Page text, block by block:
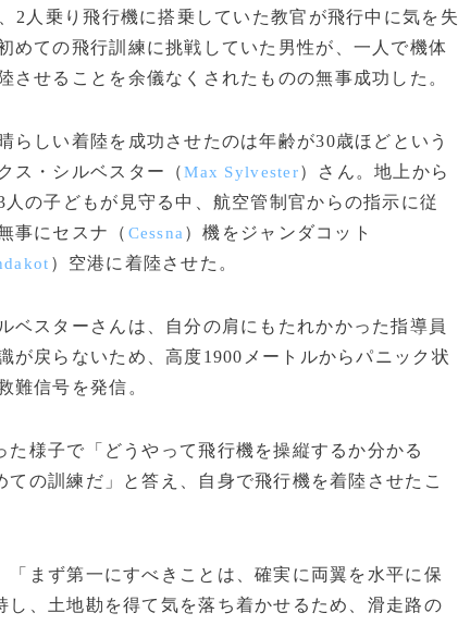
2人乗り飛行機に搭乗していた教官が飛行中に気を失
めての飛行訓練に挑戦していた男性が、一人で機体
させることを余儀なくされたものの無事成功した。
らしい着陸を成功させたのは年齢が30歳ほどという
ス・シルベスター（Max Sylvester）さん。地上から
人の子どもが見守る中、航空管制官からの指示に従
事にセスナ（ Cessna ）機をジャンダコット
）空港に着陸させた。
ベスターさんは、自分の肩にもたれかかった指導員
が戻らないため、高度1900メートルからパニック状
難信号を発信。
様子で「どうやって飛行機を操縦するか分かる
の訓練だ」と答え、自身で飛行機を着陸させたこ
まず第一にすべきことは、確実に両翼を水平に保
、土地勘を得て気を落ち着かせるため、滑走路の